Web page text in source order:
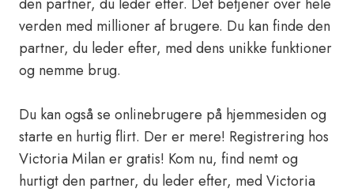
verden med millioner af brugere. Du kan finde den
partner, du leder efter, med dens unikke funktioner
og nemme brug.
Du kan også se onlinebrugere på hjemmesiden og
starte en hurtig flirt. Der er mere! Registrering hos
Victoria Milan er gratis! Kom nu, find nemt og
hurtigt den partner, du leder efter, med Victoria